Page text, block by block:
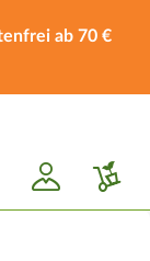
ab 70 €